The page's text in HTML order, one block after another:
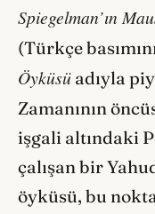
Spiegelman’ın
(Türkçe
Öyküsü adıyla
Zamanının
işgali altındaki
çalışan bir
öyküsü, bu